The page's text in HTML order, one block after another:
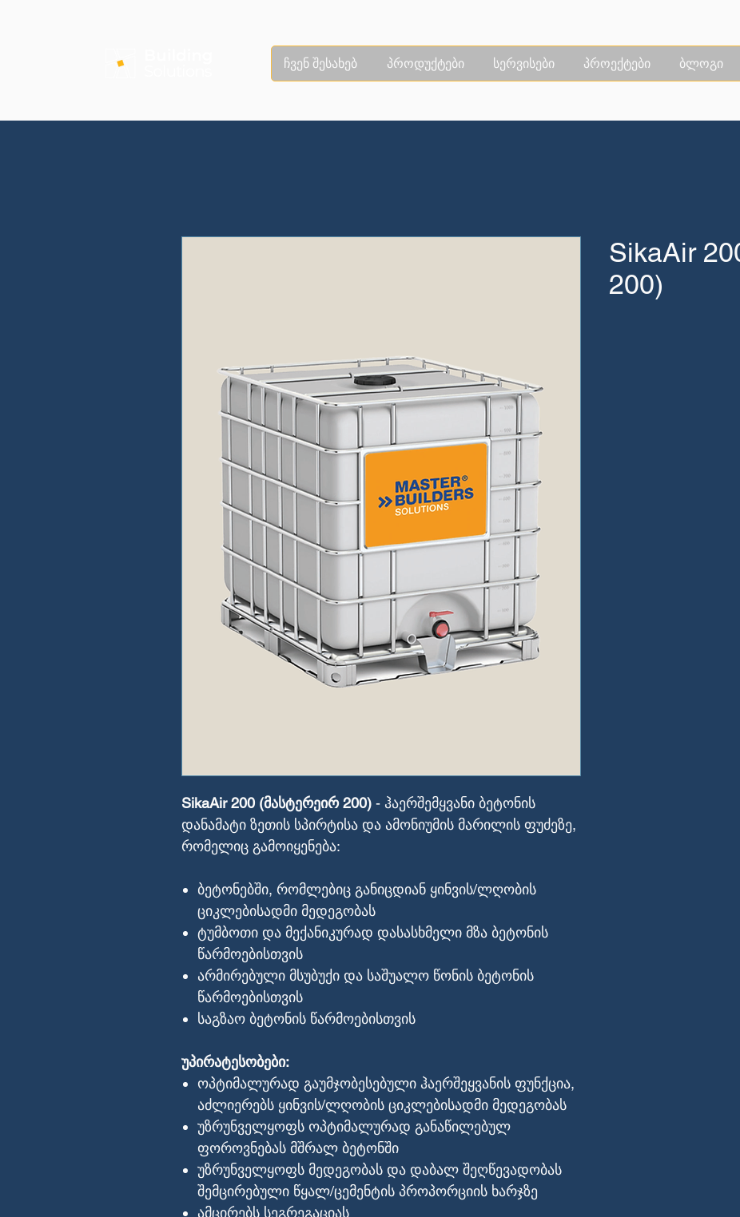
ჩვენ შესახებ პროდუქტები სერვისები პროექტები ბლოგი
SikaAir 200 (მასტერეირ 200) - ჰაერშემყვანი ბეტონის
დანამატი ზეთის სპირტისა და ამონიუმის მარილის ფუძეზე,
რომელიც გამოიყენება:
ბეტონებში, რომლებიც განიცდიან ყინვის/ლღობის
ციკლებისადმი მედეგობას
ტუმბოთი და მექანიკურად დასასხმელი მზა ბეტონის
წარმოებისთვის
არმირებული მსუბუქი და საშუალო წონის ბეტონის
წარმოებისთვის
საგზაო ბეტონის წარმოებისთვის
უპირატესობები:
ოპტიმალურად გაუმჯობესებული ჰაერშეყვანის ფუნქცია,
აძლიერებს ყინვის/ლღობის ციკლებისადმი მედეგობას
უზრუნველყოფს ოპტიმალურად განაწილებულ
ფოროვნებას მშრალ ბეტონში
უზრუნველყოფს მედეგობას და დაბალ შეღწევადობას
შემცირებული წყალ/ცემენტის პროპორციის ხარჯზე
ამცირებს სეგრეგაციას
SikaAir
200)